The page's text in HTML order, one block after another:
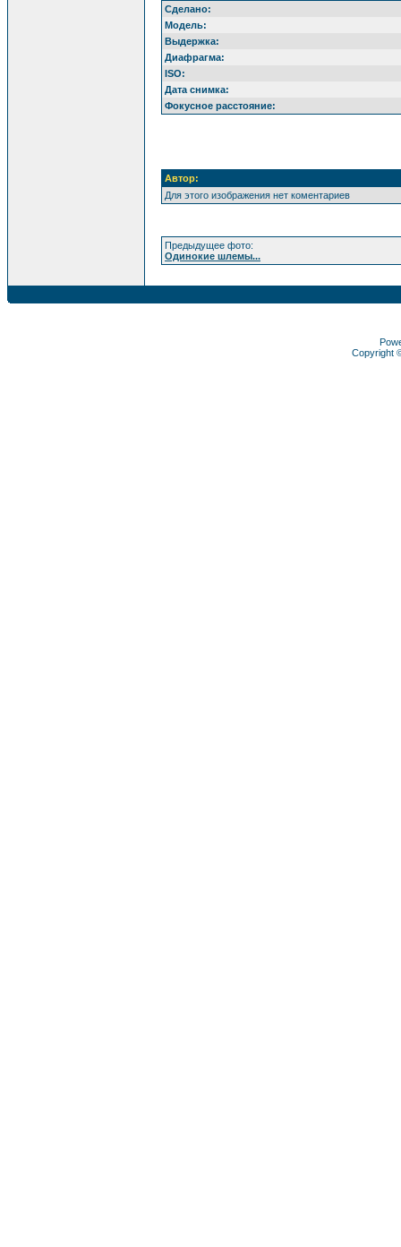
Сделано:
Модель:
Выдержка:
Диафрагма:
ISO:
Дата снимка:
Фокусное расстояние:
Автор:
Для этого изображения нет коментариев
Предыдущее фото:
Одинокие шлемы...
Copyright